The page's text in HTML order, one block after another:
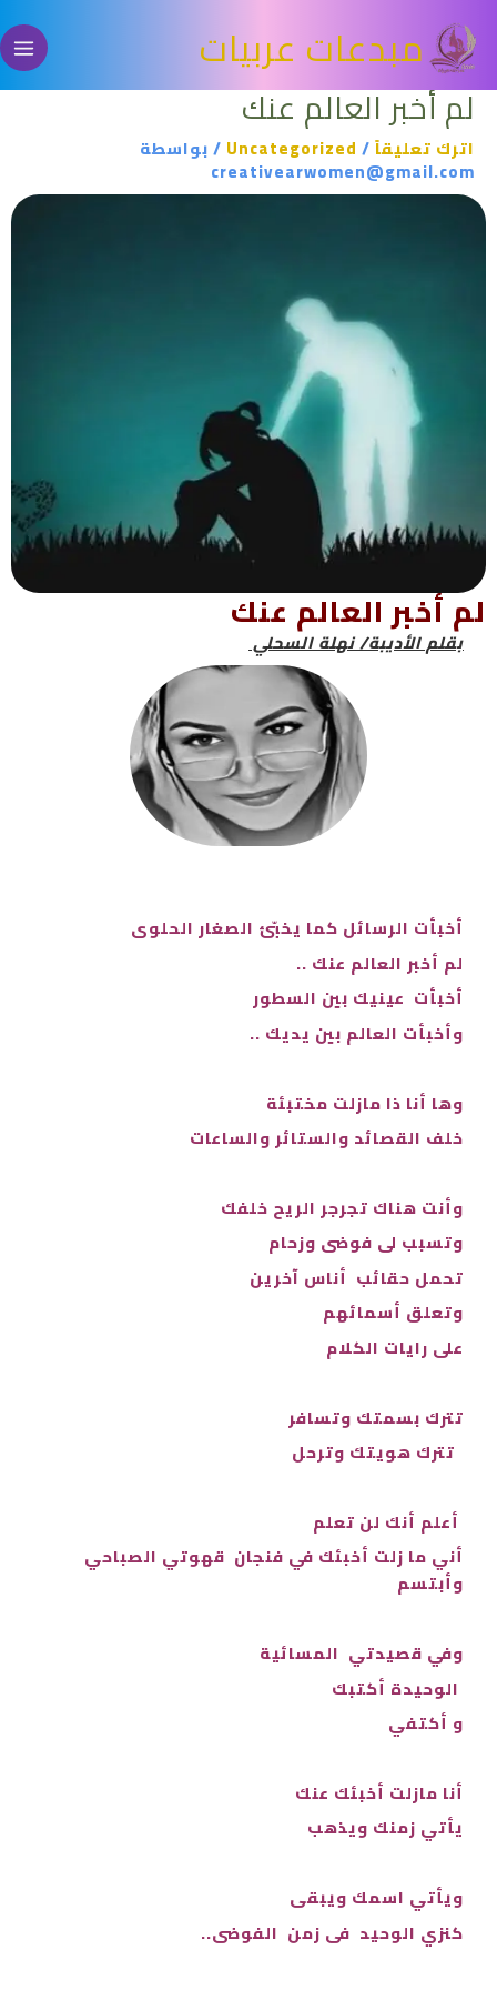
إلى
المحتوىمبدعات عربيات
لم أخبر العالم عنك
اترك تعليقاً/
Uncategorized / بواسطة
creativearwomen@gmail.com
لم أخبر العالم عنك
بقلم الأديبة/ نهلة السحلي
أخبأت الرسائل كما يخبّئ الصغار الحلوى
لم أخبر العالم عنك ..
أخبأت عينيك بين السطور
وأخبأت العالم بين يديك ..
وها أنا ذا مازلت مختبئة
خلف القصائد والستائر والساعات
وأنت هناك تجرجر الريح خلفك
وتسبب لى فوضى وزحام
تحمل حقائب أناس آخرين
وتعلق أسمائهم
على رايات الكلام
تترك بسمتك وتسافر
تترك هويتك وترحل
أعلم أنك لن تعلم
أني ما زلت أخبئك في فنجان قهوتي الصباحي
وأبتسم
وفي قصيدتي المسائية
الوحيدة أكتبك
و أكتفي
أنا مازلت أخبئك عنك
يأتي زمنك ويذهب
ويأتي اسمك ويبقى
كنزي الوحيد فى زمن الفوضى..